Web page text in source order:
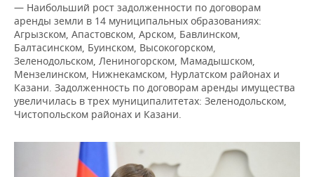
— Наибольший рост задолженности по договорам
аренды земли в 14 муниципальных образованиях:
Агрызском, Апастовском, Арском, Бавлинском,
Балтасинском, Буинском, Высокогорском,
Зеленодольском, Лениногорском, Мамадышском,
Мензелинском, Нижнекамском, Нурлатском районах и
Казани. Задолженность по договорам аренды имущества
увеличилась в трех муниципалитетах: Зеленодольском,
Чистопольском районах и Казани.